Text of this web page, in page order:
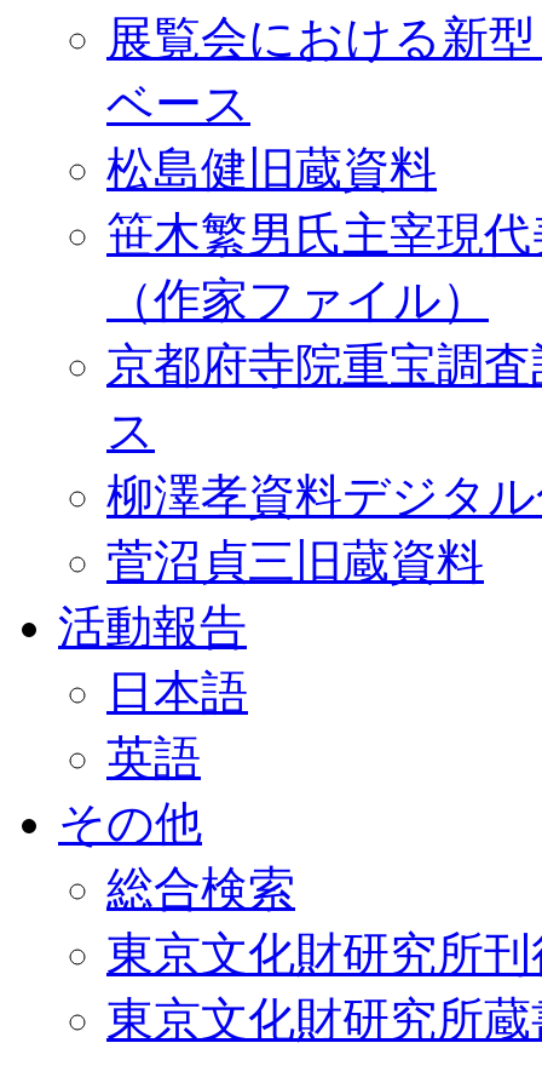
展覧会における新
ベース
松島健旧蔵資料
笹木繁男氏主宰現
（作家ファイル）
京都府寺院重宝調
ス
柳澤孝資料デジタ
菅沼貞三旧蔵資料
活動報告
日本語
英語
その他
総合検索
東京文化財研究所
東京文化財研究所